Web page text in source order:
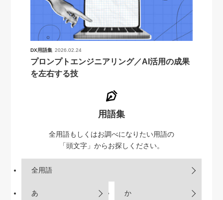
DX用語集 2026.02.24
プロンプトエンジニアリング／AI活用の成果
を左右する技
用語集
全用語もしくはお調べになりたい用語の
「頭文字」からお探しください。
全用語
あ か